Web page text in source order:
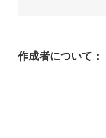
作成者について：